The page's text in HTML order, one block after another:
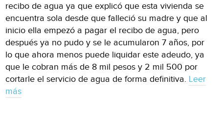
recibo de agua ya que explicó que esta vivienda se
encuentra sola desde que falleció su madre y que al
inicio ella empezó a pagar el recibo de agua, pero
después ya no pudo y se le acumularon 7 años, por
lo que ahora menos puede liquidar este adeudo, ya
que le cobran más de 8 mil pesos y 2 mil 500 por
cortarle el servicio de agua de forma definitiva. Leer
más